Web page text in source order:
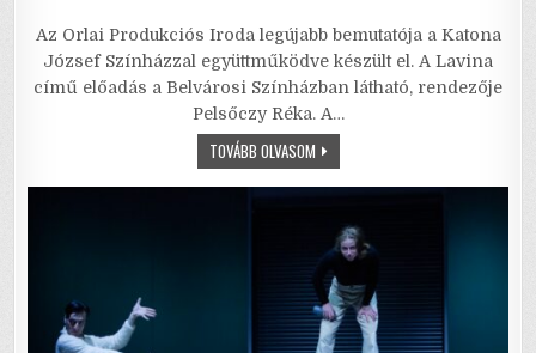
c
e
b
it
te
r
ai
l
ai
l
at
s
p
ar
e
Az Orlai Produkciós Iroda legújabb bemutatója a Katona
József Színházzal együttműködve készült el. A Lavina
című előadás a Belvárosi Színházban látható, rendezője
Pelsőczy Réka. A…
TOVÁBB OLVASOMLAVINA
–
RÁNK
SZAKADÓ
RACIONALITÁSOK
SÚLYA